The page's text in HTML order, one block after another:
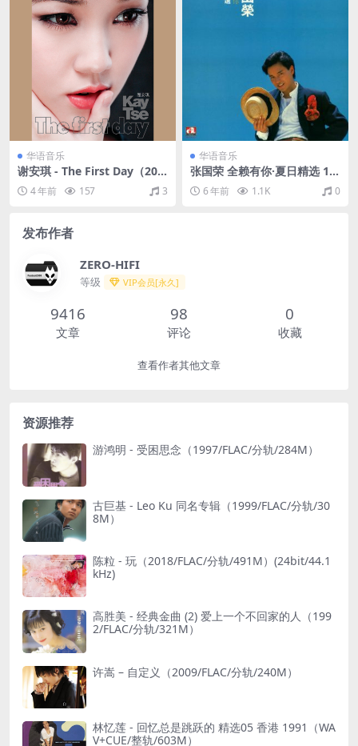
华语音乐
谢安琪 - The First Day（200
7/FLAC/分轨/301M）
4 年前 157 3
华语音乐
张国荣 全赖有你·夏日精选 19
85（FLAC+CUE/整轨/289
M）6 年前 1.1K 0
发布作者
ZERO-HIFI
等级 VIP会员[永久]
9416
文章
98
评论
0
收藏
查看作者其他文章
资源推荐
游鸿明 - 受困思念（1997/FLAC/分轨/284M）
古巨基 - Leo Ku 同名专辑（1999/FLAC/分轨/30
8M）
陈粒 - 玩（2018/FLAC/分轨/491M）(24bit/44.1
kHz)
高胜美 - 经典金曲 (2) 爱上一个不回家的人（199
2/FLAC/分轨/321M）
许嵩 – 自定义（2009/FLAC/分轨/240M）
林忆莲 - 回忆总是跳跃的 精选05 香港 1991（WA
V+CUE/整轨/603M）